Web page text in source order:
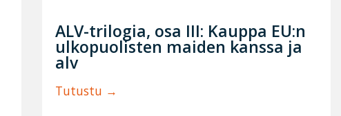
ALV-trilogia, osa III: Kauppa EU:n
ulkopuolisten maiden kanssa ja
alv
Tutustu